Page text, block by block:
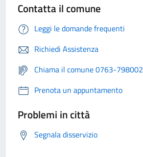
Contatta il comune
Leggi le domande frequenti
Richiedi Assistenza
Chiama il comune 0763-798002
Prenota un appuntamento
Problemi in città
Segnala disservizio